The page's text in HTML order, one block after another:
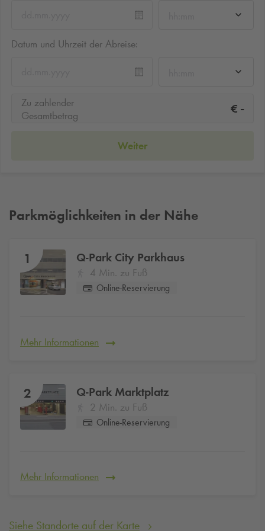
Datum und Uhrzeit der Abreise:
Zu zahlender
Gesamtbetrag
€ -
Weiter
Parkmöglichkeiten in der Nähe
1 Q-Park City Parkhaus
4 Min. zu Fuß
Online-Reservierung
Mehr Informationen
2 Q-Park Marktplatz
2 Min. zu Fuß
Online-Reservierung
Mehr Informationen
Siehe Standorte auf der Karte